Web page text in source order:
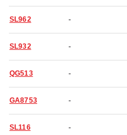
SL962 -
SL932 -
QG513 -
GA8753 -
SL116 -